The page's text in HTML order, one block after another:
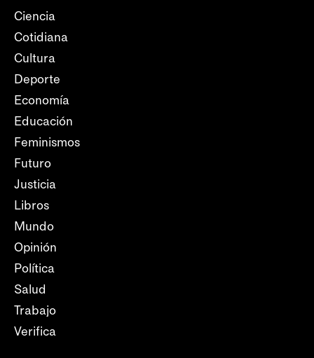
Ciencia
Cotidiana
Cultura
Deporte
Economía
Educación
Feminismos
Futuro
Justicia
Libros
Mundo
Opinión
Política
Salud
Trabajo
Verifica